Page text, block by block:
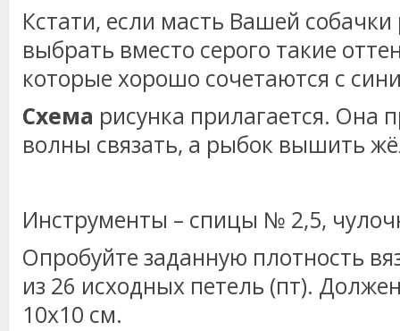
Кстати, если масть Вашей
выбрать вместо серого такие
которые хорошо сочетаются с
Схема рисунка прилагается. Она
волны связать, а рыбок вышить
Инструменты – спицы № 2,5,
Опробуйте заданную плотность
из 26 исходных петель (пт).
10х10 см.